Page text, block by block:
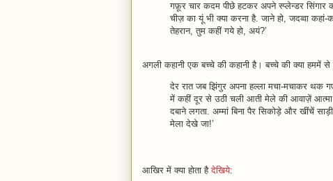
गफ़ूर चार कदम पीछे हटकर अपने स्‍प्‍लेन्‍डर सिंगार
चीज़ का यूं भी क्‍या करना है. जाने हो, जदव्वा
तेहरान, तुम कहीं गये हो, अयं?’
अगली कहानी एक बच्चे की कहानी है। बच्चे की क्या हममें
देर रात जब झिंगुर अपना हल्‍ला मचा-मचाकर थक
में कहीं दूर से उठी चली आती मेले की आवाज़ें
दबाने लगता. अम्‍मां बिना पैर सिकोड़े और खींचें
मेला देखे जा!’
आखिर में क्या होता हैदेखिये: